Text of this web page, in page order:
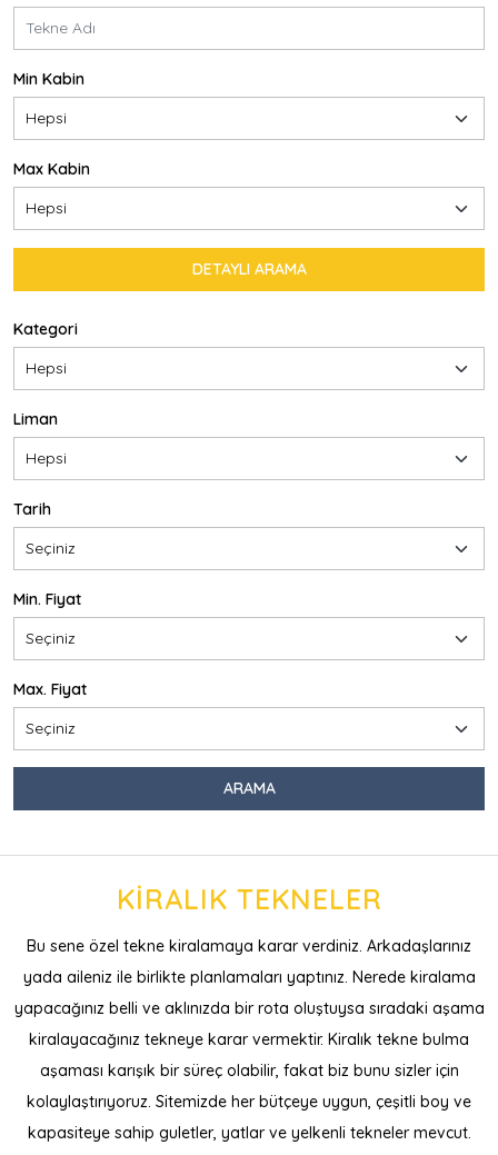
Min Kabin
Max Kabin
Kategori
Liman
Tarih
Min. Fiyat
Max. Fiyat
KIRALIK TEKNELER
Bu sene özel tekne kiralamaya karar verdiniz. Arkadaşlarınız
yada aileniz ile birlikte planlamaları yaptınız. Nerede kiralama
yapacağınız belli ve aklınızda bir rota oluştuysa sıradaki aşama
kiralayacağınız tekneye karar vermektir. Kiralık tekne bulma
aşaması karışık bir süreç olabilir, fakat biz bunu sizler için
kolaylaştırıyoruz. Sitemizde her bütçeye uygun, çeşitli boy ve
kapasiteye sahip guletler, yatlar ve yelkenli tekneler mevcut.